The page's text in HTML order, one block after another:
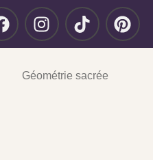
Géométrie sacrée